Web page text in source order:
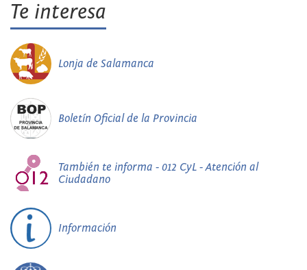
Te interesa
Lonja de Salamanca
Boletín Oficial de la Provincia
También te informa - 012 CyL - Atención al
Ciudadano
Información